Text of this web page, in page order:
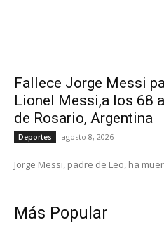
Fallece Jorge Messi
Lionel Messi,a los 68
de Rosario, Argentina
Deportes agosto 8, 2026
Jorge Messi, padre de Leo, ha
Más Popular